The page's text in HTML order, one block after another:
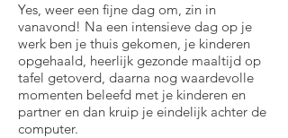
Yes, weer een fijne dag om, zin in
vanavond! Na een intensieve dag op je
werk ben je thuis gekomen, je kinderen
opgehaald, heerlijk gezonde maaltijd op
tafel getoverd, daarna nog waardevolle
momenten beleefd met je kinderen en
partner en dan kruip je eindelijk achter de
computer.